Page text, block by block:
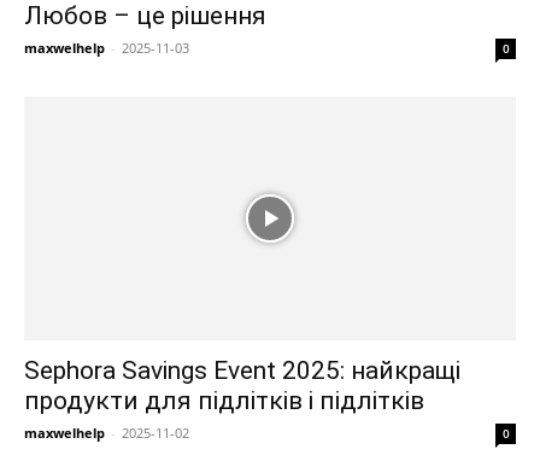
Любов – це рішення
maxwelhelp - 2025-11-03 0
Sephora Savings Event 2025: найкращі
продукти для підлітків і підлітків
maxwelhelp - 2025-11-02 0